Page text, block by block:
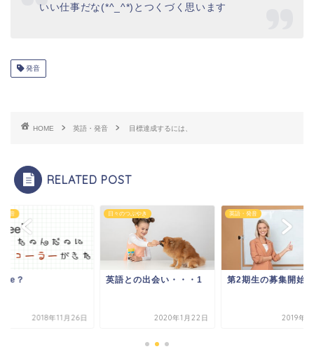
いい仕事だな(*^_^*)とつくづく思います
発音
HOME 英語・発音 目標達成するには、
RELATED POST
発音
？
2018年11月26日
日々のつぶやき
英語との出会い・・・1
2020年1月22日
英語・発音
第2期生の募集開始
2019年3